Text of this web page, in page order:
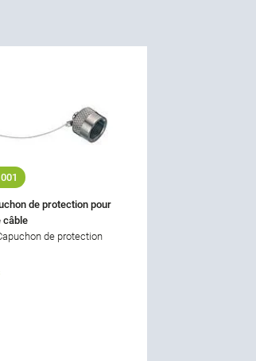
de protection pour
câble
de protection